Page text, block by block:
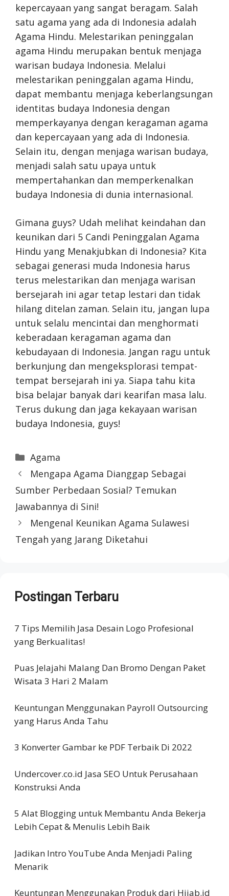
kepercayaan yang sangat beragam. Salah
satu agama yang ada di Indonesia adalah
Agama Hindu. Melestarikan peninggalan
agama Hindu merupakan bentuk menjaga
warisan budaya Indonesia. Melalui
melestarikan peninggalan agama Hindu,
dapat membantu menjaga keberlangsungan
identitas budaya Indonesia dengan
memperkayanya dengan keragaman agama
dan kepercayaan yang ada di Indonesia.
Selain itu, dengan menjaga warisan budaya,
menjadi salah satu upaya untuk
mempertahankan dan memperkenalkan
budaya Indonesia di dunia internasional.
Gimana guys? Udah melihat keindahan dan
keunikan dari 5 Candi Peninggalan Agama
Hindu yang Menakjubkan di Indonesia? Kita
sebagai generasi muda Indonesia harus
terus melestarikan dan menjaga warisan
bersejarah ini agar tetap lestari dan tidak
hilang ditelan zaman. Selain itu, jangan lupa
untuk selalu mencintai dan menghormati
keberadaan keragaman agama dan
kebudayaan di Indonesia. Jangan ragu untuk
berkunjung dan mengeksplorasi tempat-
tempat bersejarah ini ya. Siapa tahu kita
bisa belajar banyak dari kearifan masa lalu.
Terus dukung dan jaga kekayaan warisan
budaya Indonesia, guys!
Categories
Agama
Mengapa Agama Dianggap Sebagai
Sumber Perbedaan Sosial? Temukan
Jawabannya di Sini!
Mengenal Keunikan Agama Sulawesi
Tengah yang Jarang Diketahui
Postingan Terbaru
7 Tips Memilih Jasa Desain Logo Profesional
yang Berkualitas!
Puas Jelajahi Malang Dan Bromo Dengan Paket
Wisata 3 Hari 2 Malam
Keuntungan Menggunakan Payroll Outsourcing
yang Harus Anda Tahu
3 Konverter Gambar ke PDF Terbaik Di 2022
Undercover.co.id Jasa SEO Untuk Perusahaan
Konstruksi Anda
5 Alat Blogging untuk Membantu Anda Bekerja
Lebih Cepat & Menulis Lebih Baik
Jadikan Intro YouTube Anda Menjadi Paling
Menarik
Keuntungan Menggunakan Produk dari Hijab.id